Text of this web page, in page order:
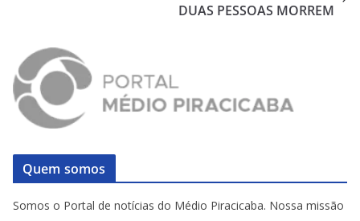
DUAS PESSOAS MORREM
Quem somos
Somos o Portal de notícias do Médio Piracicaba. Nossa missão